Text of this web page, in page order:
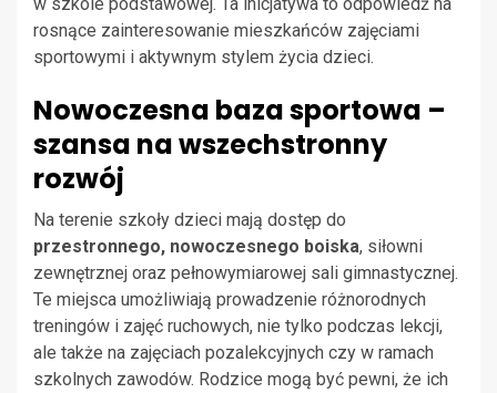
rosnące zainteresowanie mieszkańców zajęciami
sportowymi i aktywnym stylem życia dzieci.
Nowoczesna baza sportowa –
szansa na wszechstronny
rozwój
Na terenie szkoły dzieci mają dostęp do
przestronnego, nowoczesnego boiska, siłowni
zewnętrznej oraz pełnowymiarowej sali gimnastycznej.
Te miejsca umożliwiają prowadzenie różnorodnych
treningów i zajęć ruchowych, nie tylko podczas lekcji,
ale także na zajęciach pozalekcyjnych czy w ramach
szkolnych zawodów. Rodzice mogą być pewni, że ich